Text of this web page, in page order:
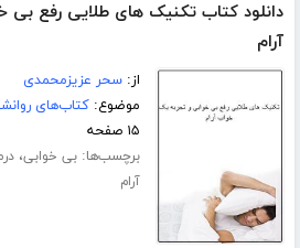
دانلود کتاب تکنیک های طلایی رفع
آرام
از:سحر عزیزمحمدی
موضوع:کتاب‌های
۱۵ صفحه
برچسب‌ها:بی خوابی،
آرام